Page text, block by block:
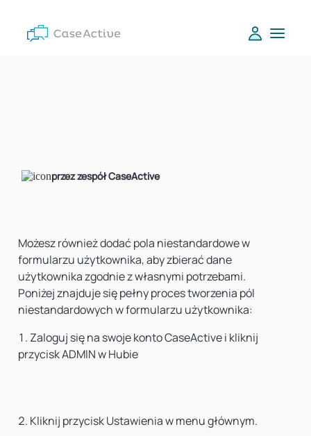
przez zespół CaseActive
Możesz również dodać pola niestandardowe w
formularzu użytkownika, aby zbierać dane
użytkownika zgodnie z własnymi potrzebami.
Poniżej znajduje się pełny proces tworzenia pól
niestandardowych w formularzu użytkownika:
Zaloguj się na swoje konto CaseActive i kliknij
przycisk ADMIN w Hubie
Kliknij przycisk Ustawienia w menu głównym.